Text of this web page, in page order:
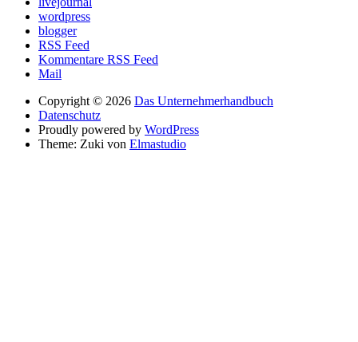
wordpress
blogger
RSS Feed
Kommentare RSS Feed
Mail
Copyright © 2026 Das Unternehmerhandbuch
Datenschutz
Proudly powered by WordPress
Theme: Zuki von Elmastudio